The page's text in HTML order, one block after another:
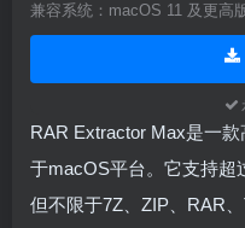
兼容系统：macOS 11 及更高
RAR Extractor Max是一
于macOS平台。它支持超
但不限于7Z、ZIP、RAR